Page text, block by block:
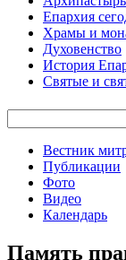
Епархия
Храмы и
Духовенство
История
Святые и
Вестник
Публикации
Фото
Видео
Календарь
Память